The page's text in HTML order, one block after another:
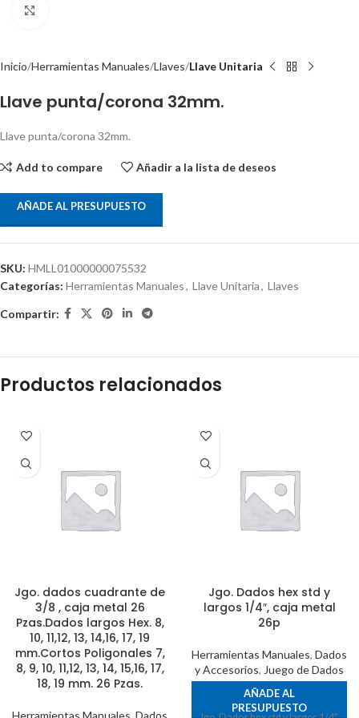
Inicio Herramientas Manuales Llaves Llave Unitaria
Llave punta/corona 32mm.
Llave punta/corona 32mm.
Add to compare Añadir a la lista de deseos
AÑADE AL PRESUPUESTO
SKU: HMLL01000000075532
Categorías: Herramientas Manuales, Llave Unitaria, Llaves
Compartir:
Productos relacionados
Jgo. dados cuadrante de
3/8 , caja metal 26
Pzas.Dados largos Hex. 8,
10, 11,12, 13, 14,16, 17, 19
mm.Cortos Poligonales 7,
8, 9, 10, 11,12, 13, 14, 15,16, 17,
18, 19 mm. 26 Pzas.
Herramientas Manuales Dados
Jgo. Dados hex std y
largos 1/4″, caja metal
26p
Herramientas Manuales, Dados
y Accesorios, Juego de Dados
AÑADE AL
PRESUPUESTO